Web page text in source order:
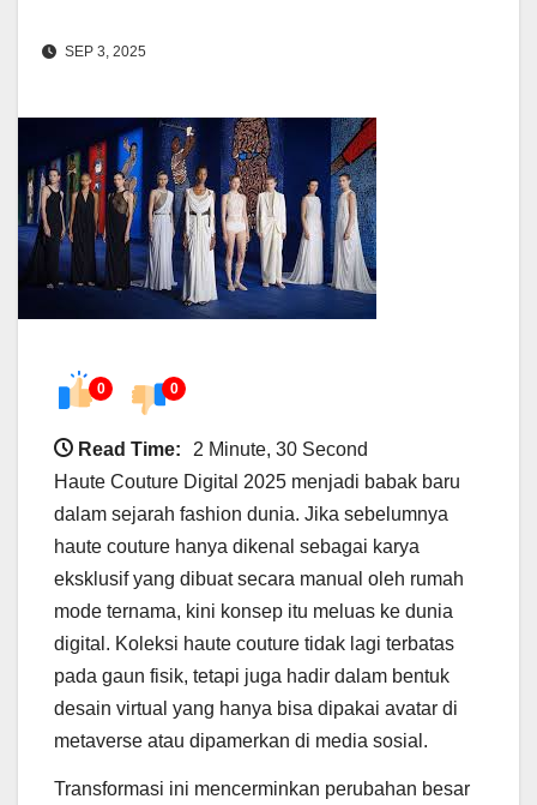
SEP 3, 2025
0 0
Read Time:
2 Minute, 30 Second
Haute Couture Digital 2025 menjadi babak baru
dalam sejarah fashion dunia. Jika sebelumnya
haute couture hanya dikenal sebagai karya
eksklusif yang dibuat secara manual oleh rumah
mode ternama, kini konsep itu meluas ke dunia
digital. Koleksi haute couture tidak lagi terbatas
pada gaun fisik, tetapi juga hadir dalam bentuk
desain virtual yang hanya bisa dipakai avatar di
metaverse atau dipamerkan di media sosial.
Transformasi ini mencerminkan perubahan besar